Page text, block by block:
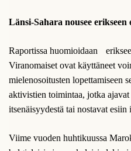
Länsi-Sahara nousee erikseen
Raportissa huomioidaan
Viranomaiset ovat käyttäneet
mielenosoitusten lopettamiseen
aktivistien toimintaa, jotka ajavat
itsenäisyydestä tai nostavat
Viime vuoden huhtikuussa